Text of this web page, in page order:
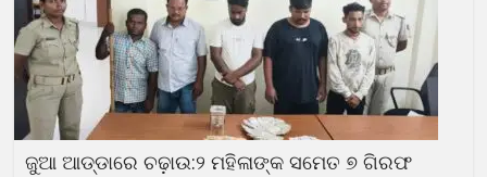
ଜୁଆ ଆଡ୍ଡାରେ ଚଢ଼ାଉ:୨ ମହିଳାଙ୍କ ସମେତ ୭ ଗିରଫ